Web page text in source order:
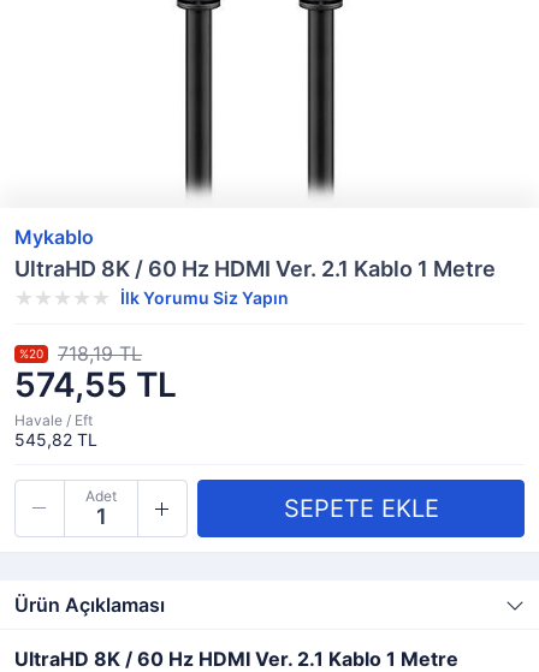
Mykablo
UltraHD 8K / 60 Hz HDMI Ver. 2.1 Kablo 1 Metre
İlk Yorumu Siz Yapın
574,55 TL
%20 718,19 TL
Havale / Eft
545,82 TL
Adet
Ürün Açıklaması
UltraHD 8K / 60 Hz HDMI Ver. 2.1 Kablo 1 Metre